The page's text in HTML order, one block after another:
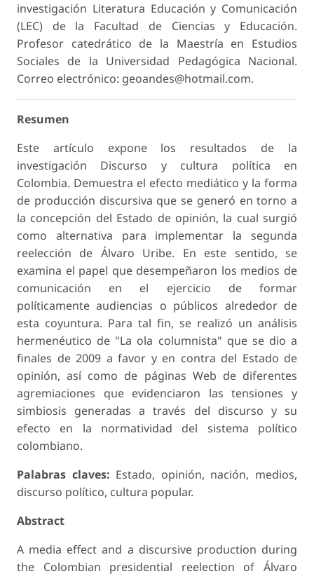
investigación Literatura Educación y Comunicación
(LEC) de la Facultad de Ciencias y Educación.
Profesor catedrático de la Maestría en Estudios
Sociales de la Universidad Pedagógica Nacional.
Correo electrónico: geoandes@hotmail.com.
Resumen
Este artículo expone los resultados de la
investigación Discurso y cultura política en
Colombia. Demuestra el efecto mediático y la forma
de producción discursiva que se generó en torno a
la concepción del Estado de opinión, la cual surgió
como alternativa para implementar la segunda
reelección de Álvaro Uribe. En este sentido, se
examina el papel que desempeñaron los medios de
comunicación en el ejercicio de formar
políticamente audiencias o públicos alrededor de
esta coyuntura. Para tal fin, se realizó un análisis
hermenéutico de "La ola columnista" que se dio a
finales de 2009 a favor y en contra del Estado de
opinión, así como de páginas Web de diferentes
agremiaciones que evidenciaron las tensiones y
simbiosis generadas a través del discurso y su
efecto en la normatividad del sistema político
colombiano.
Palabras claves: Estado, opinión, nación, medios,
discurso político, cultura popular.
Abstract
A media effect and a discursive production during
the Colombian presidential reelection of Álvaro